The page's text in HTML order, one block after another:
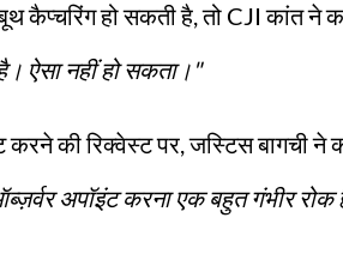
कैप्चरिंग हो सकती है, तो CJI कांत ने
ऐसा नहीं हो सकता।"
की रिक्वेस्ट पर, जस्टिस बागची ने
अपॉइंट करना एक बहुत गंभीर रोक